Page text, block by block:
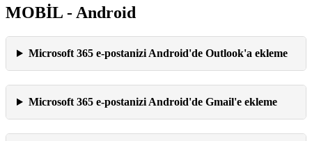
MOBİL - Android
Microsoft 365 e-postanizi Android'de Outlook'a ekleme
Microsoft 365 e-postanizi Android'de Gmail'e ekleme